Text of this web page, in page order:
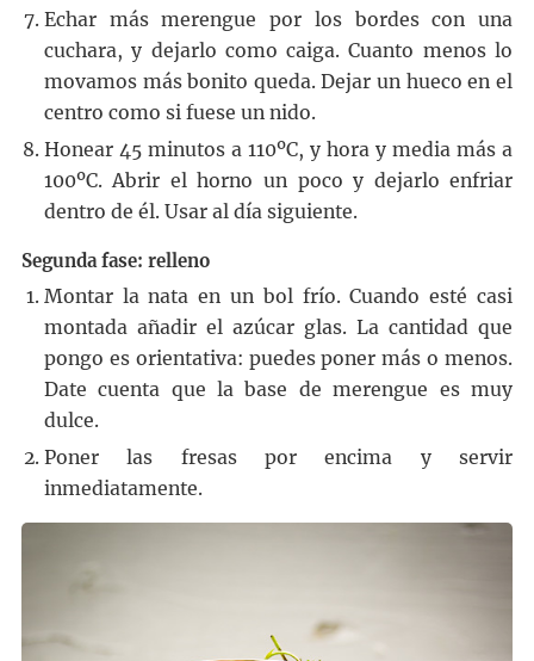
Echar más merengue por los bordes con una
cuchara, y dejarlo como caiga. Cuanto menos lo
movamos más bonito queda. Dejar un hueco en el
centro como si fuese un nido.
Honear 45 minutos a 110ºC, y hora y media más a
100ºC. Abrir el horno un poco y dejarlo enfriar
dentro de él. Usar al día siguiente.
Segunda fase: relleno
Montar la nata en un bol frío. Cuando esté casi
montada añadir el azúcar glas. La cantidad que
pongo es orientativa: puedes poner más o menos.
Date cuenta que la base de merengue es muy
dulce.
Poner las fresas por encima y servir
inmediatamente.